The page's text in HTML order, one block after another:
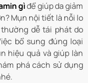
gìđể giúp da giảm
Mụn nội tiết là nỗi lo
dễ tái phát do
bổ sung đúng loại
hiệu quả và giúp làn
phá cách sử dụng